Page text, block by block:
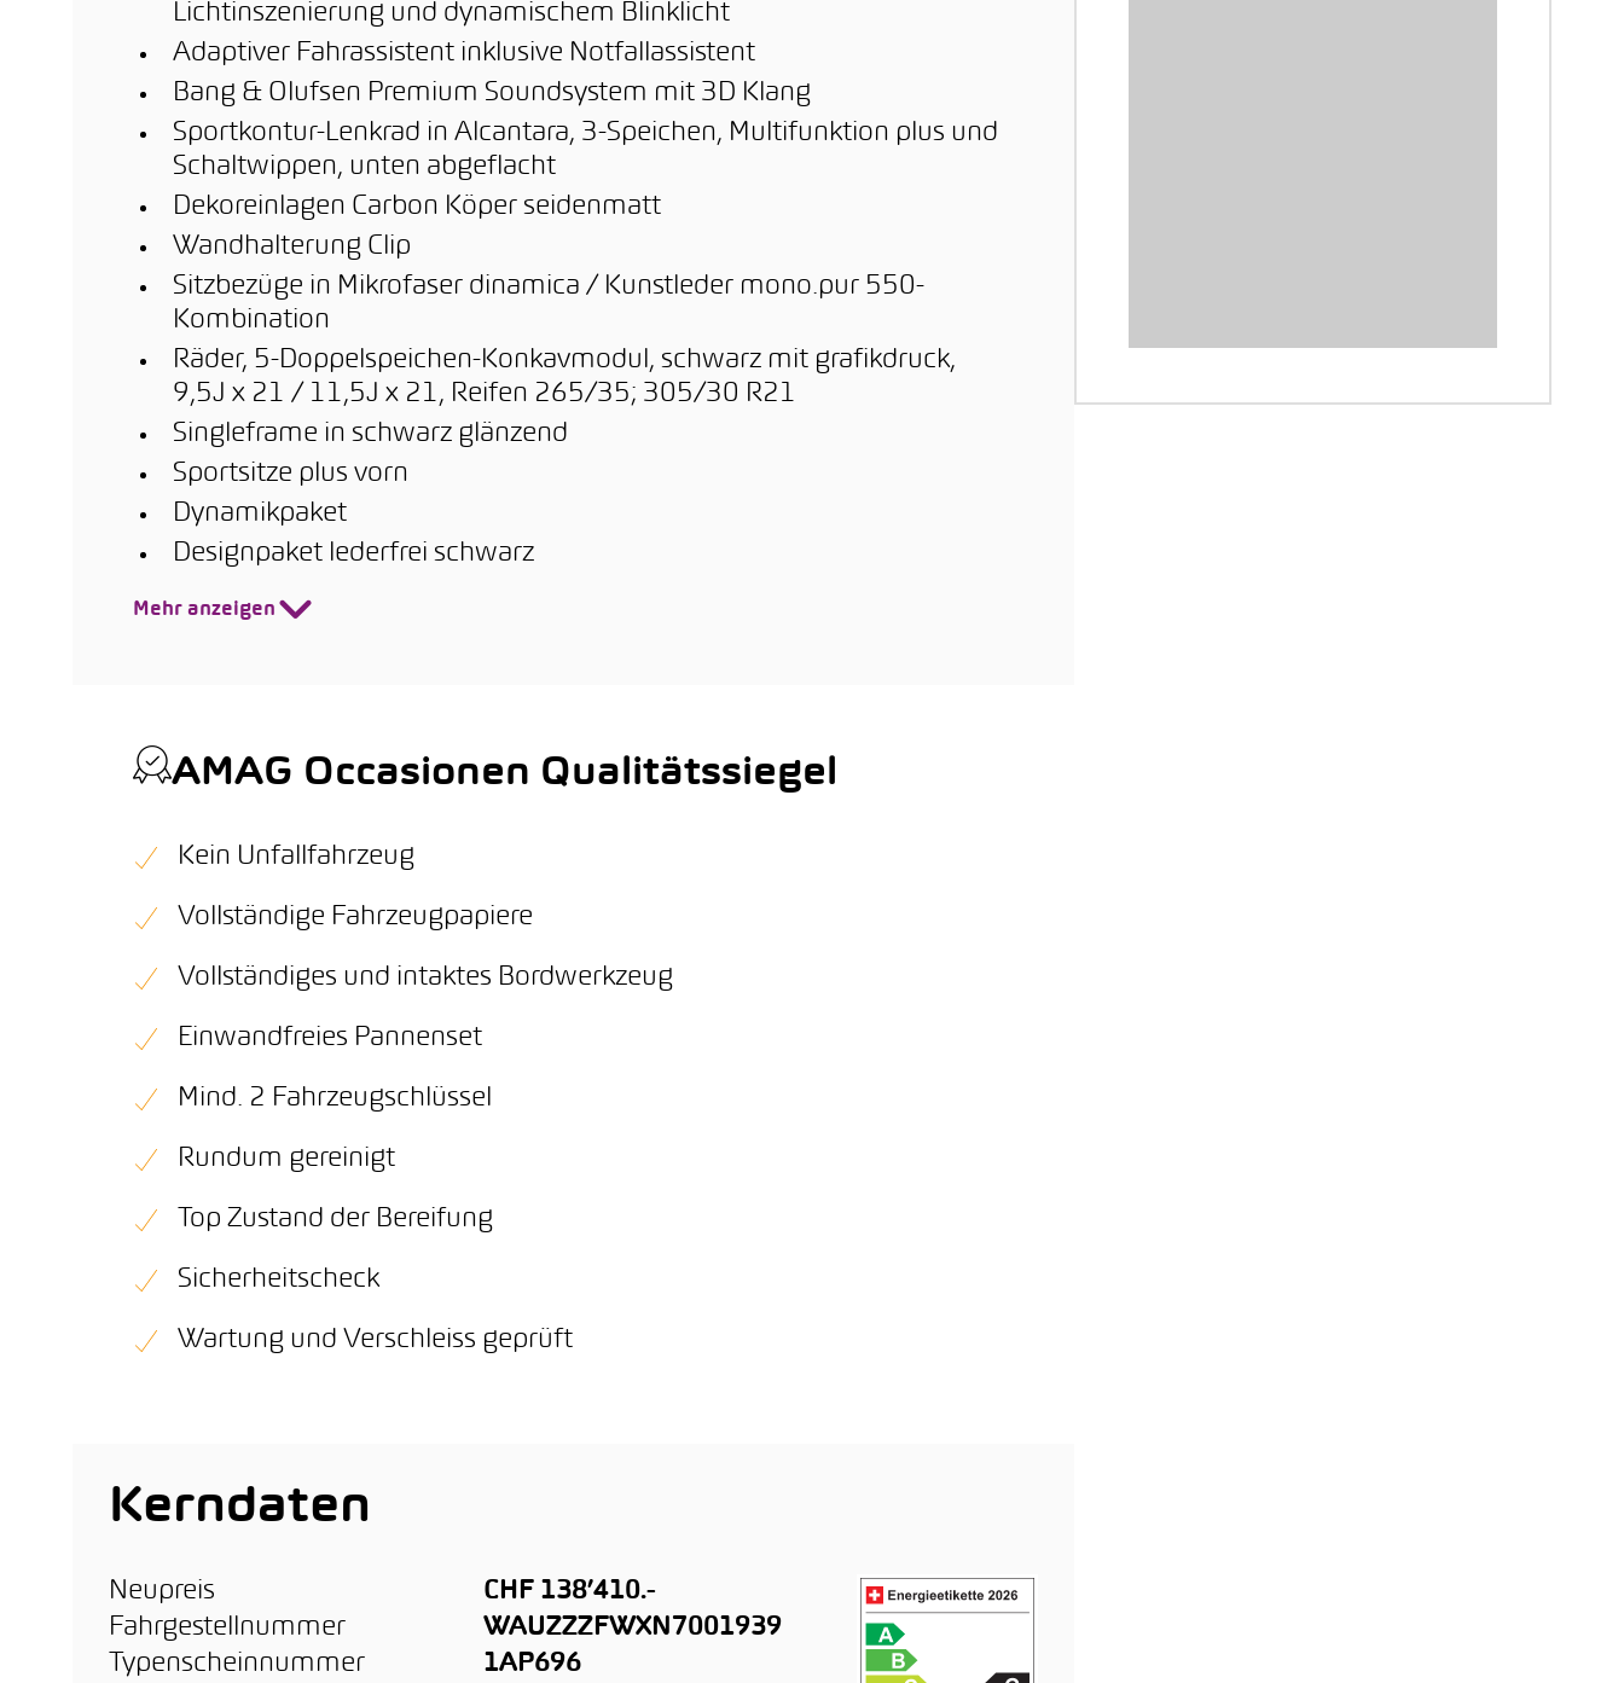
Lichtinszenierung und dynamischem Blinklicht
Adaptiver Fahrassistent inklusive Notfallassistent
Bang & Olufsen Premium Soundsystem mit 3D Klang
Sportkontur-Lenkrad in Alcantara, 3-Speichen, Multifunktion plus und
Schaltwippen, unten abgeflacht
Dekoreinlagen Carbon Köper seidenmatt
Wandhalterung Clip
Sitzbezüge in Mikrofaser dinamica / Kunstleder mono.pur 550-
Kombination
Räder, 5-Doppelspeichen-Konkavmodul, schwarz mit grafikdruck,
9,5J x 21 / 11,5J x 21, Reifen 265/35; 305/30 R21
Singleframe in schwarz glänzend
Sportsitze plus vorn
Dynamikpaket
Designpaket lederfrei schwarz
Mehr anzeigen
AMAG Occasionen Qualitätssiegel
Kein Unfallfahrzeug
Vollständige Fahrzeugpapiere
Vollständiges und intaktes Bordwerkzeug
Einwandfreies Pannenset
Mind. 2 Fahrzeugschlüssel
Rundum gereinigt
Top Zustand der Bereifung
Sicherheitscheck
Wartung und Verschleiss geprüft
Kerndaten
Neupreis
CHF 138’410.-
Fahrgestellnummer
WAUZZZFWXN7001939
Typenscheinnummer
1AP696